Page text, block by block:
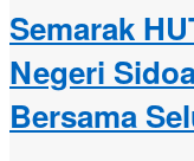
Semarak
Negeri
Bersama